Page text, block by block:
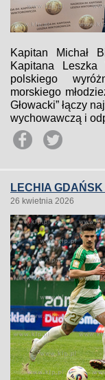
Kapitan Michał
Kapitana Leszka
polskiego
morskiego
Głowacki” łączy
wychowawczą i
LECHIA
26 kwietnia 2026